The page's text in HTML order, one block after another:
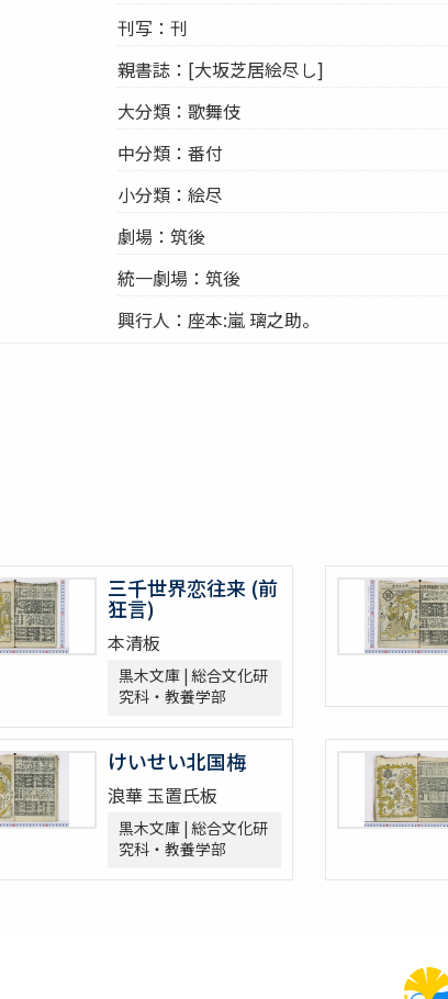
刊写：刊
親書誌：[大坂芝居絵尽し]
大分類：歌舞伎
中分類：番付
小分類：絵尽
劇場：筑後
統一劇場：筑後
興行人：座本:嵐 璃之助。
三千世界恋往来 (前
狂言)
本清板
黒木文庫 | 総合文化研
究科・教養学部
けいせい北国梅
浪華 玉置氏板
黒木文庫 | 総合文化研
究科・教養学部